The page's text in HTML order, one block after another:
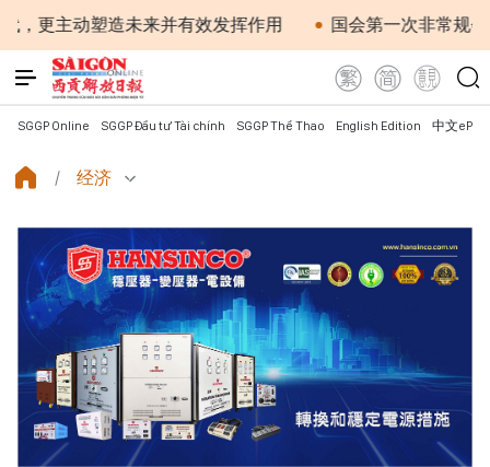
塑造未来并有效发挥作用 国会第一次非常规会议：公开
SGGP Online SGGP Đầu tư Tài chính SGGP Thể Thao English Edition 中文
经济